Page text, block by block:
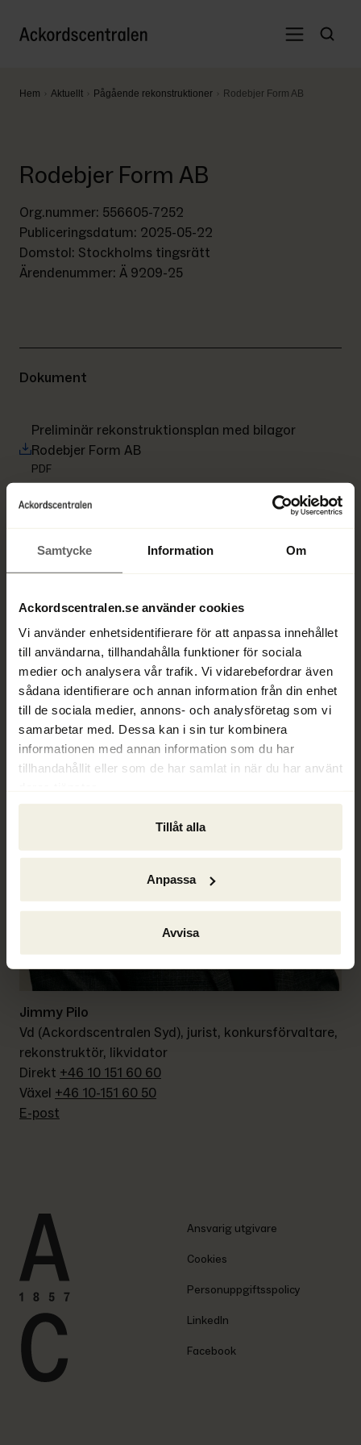
Samtycke Information Om
Ackordscentralen.se använder cookies
Vi använder enhetsidentifierare för att anpassa innehållet
till användarna, tillhandahålla funktioner för sociala
medier och analysera vår trafik. Vi vidarebefordrar även
sådana identifierare och annan information från din enhet
till de sociala medier, annons- och analysföretag som vi
samarbetar med. Dessa kan i sin tur kombinera
informationen med annan information som du har
tillhandahållit eller som de har samlat in när du har använt
Tillåt alla
Anpassa
Avvisa
Hem Aktuellt Pågående rekonstruktioner Rodebjer Form AB
Rodebjer Form AB
Org.nummer: 556605-7252
Publiceringsdatum: 2025-05-22
Domstol: Stockholms tingsrätt
Ärendenummer: Ä 9209-25
Ansvarig rekonstruktör
Jimmy Pilo
Vd (Ackordscentralen Syd), jurist, konkursförvaltare,
rekonstruktör, likvidator
Direkt +46 10 151 60 60
Växel +46 10-151 60 50
E-post
Dokument
Preliminär rekonstruktionsplan med bilagor
Rodebjer Form AB
PDF
Ansvarig utgivare
Cookies
Personuppgiftsspolicy
LinkedIn
Facebook